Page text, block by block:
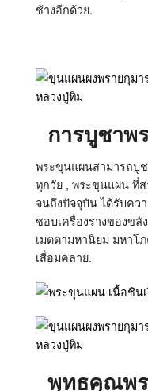
ช้างอีกด้วย.
การบูชาพ
พระขุนแผนสามารถบู
ทุกวัย , พระขุนแผน ที่
จนถึงปัจจุบัน ได้รับคว
ชอบเครื่องรางของขลั
เมตตามหานิยม มหาโ
เสื่อมคลาย.
พุทธคุณพ